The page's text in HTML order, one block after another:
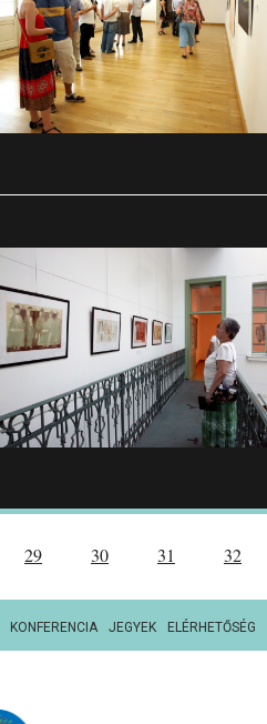
29 30 31 32
KONFERENCIA JEGYEK ELÉRHETŐSÉG